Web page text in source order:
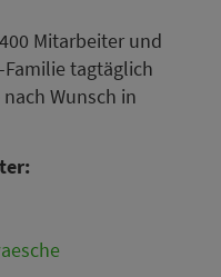
Mitarbeiter und
Familie tagtäglich
Wunsch in